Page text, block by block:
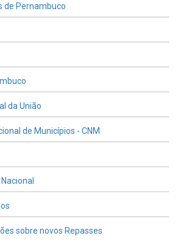
de Pernambuco
da União
de Municípios - CNM
sobre novos Repasses